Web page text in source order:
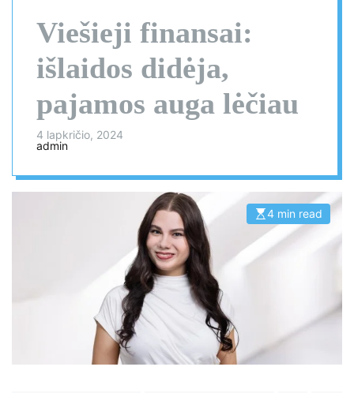
Viešieji finansai:
išlaidos didėja,
pajamos auga lėčiau
4 lapkričio, 2024
admin
E
t
4 min read